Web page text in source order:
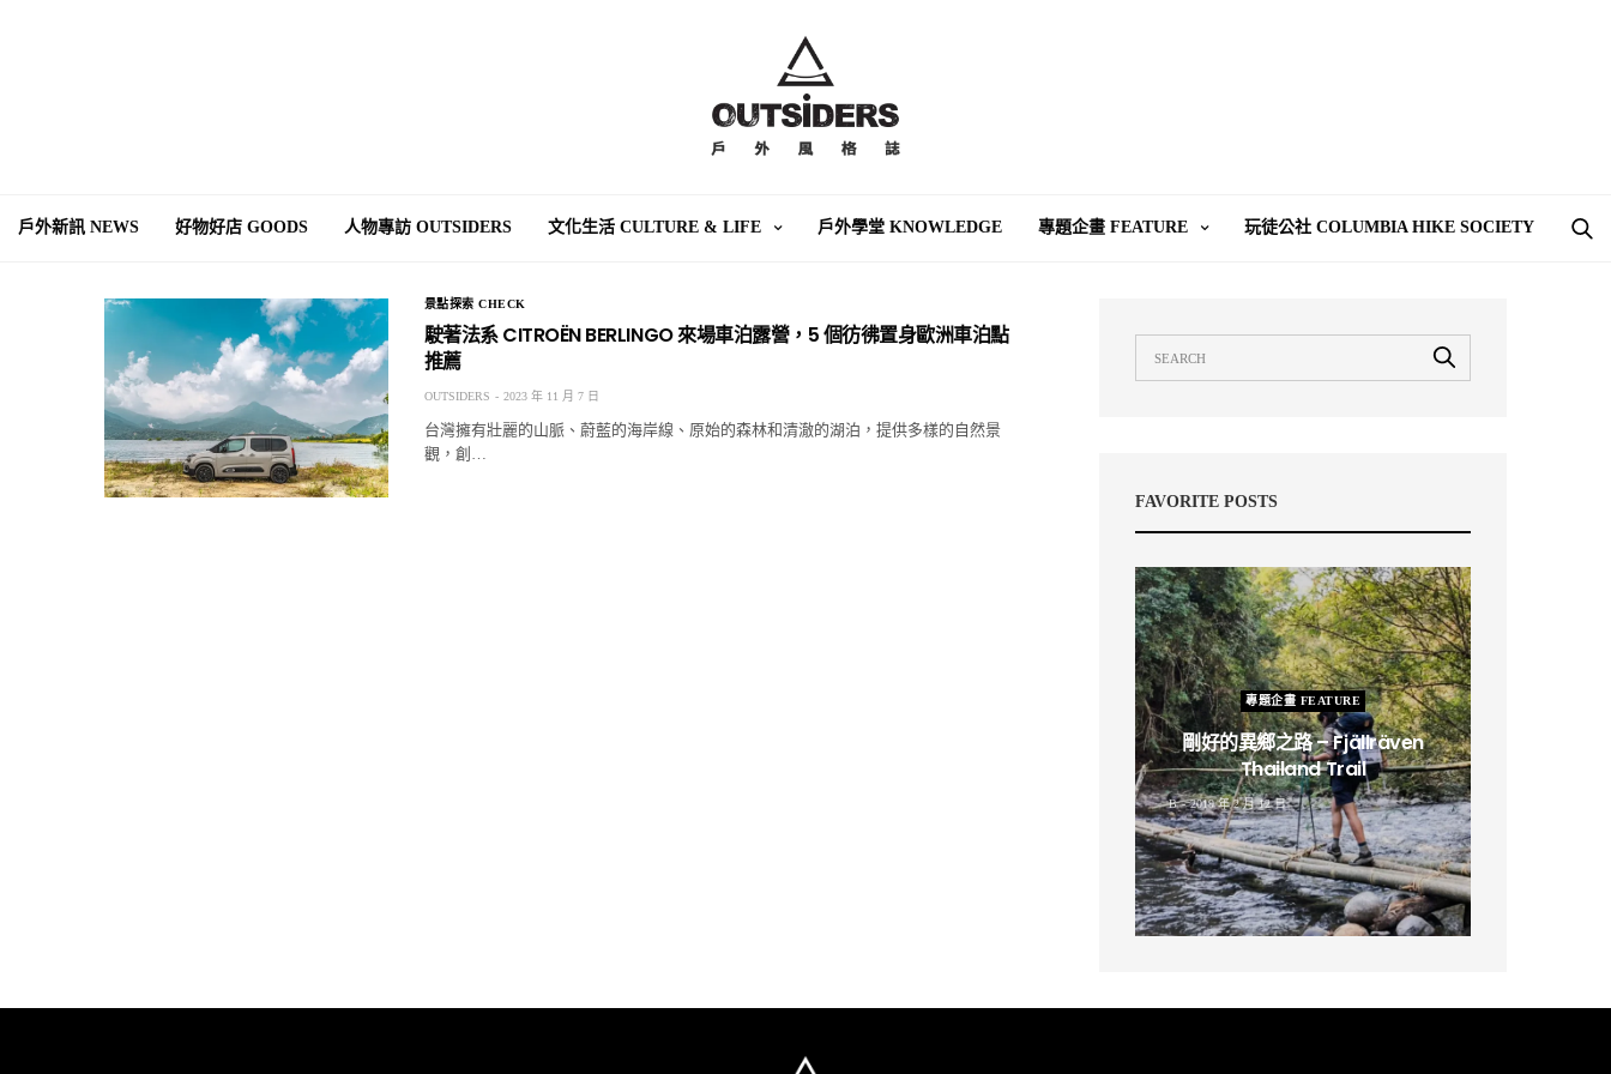
戶外新訊 NEWS 好物好店 GOODS 人物專訪 OUTSIDERS 文化生活 CULTURE & LIFE 戶外學堂 KNOWLEDGE 專題企畫 FEATURE 玩徒公社 COLUMBIA HIKE SOCIETY
景點探索 CHECK
駛著法系 CITROËN BERLINGO 來場車泊露營，5 個彷彿置身歐洲車泊點
推薦
OUTSIDERS 2023 年 11 月 7 日
台灣擁有壯麗的山脈、蔚藍的海岸線、原始的森林和清澈的湖泊，提供多樣的自然景
觀，創…
FAVORITE POSTS
專題企畫 FEATURE
剛好的異鄉之路 – Fjällräven
Thailand Trail
B 2019 年 2 月 12 日